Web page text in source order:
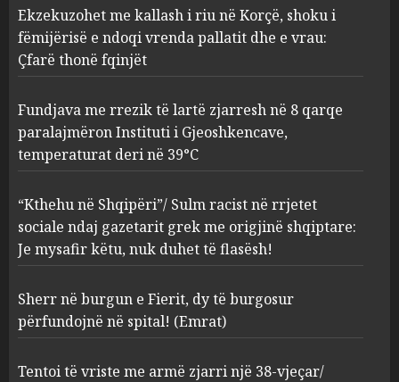
3
racist në rrjetet sociale ndaj
gazetarit grek me origjinë
nuk duhet të flasësh!
Sherr në burgun e Fierit, dy të
burgosur përfundojnë në
AUGUST 8, 2026
zjarri një 38-vjeçar/ Kapet në
flagrancë autori i dyshuar në
Kavajë! (Emrat)
Ekzekuzohet me kallash i riu në Korçë, shoku i
fëmijërisë e ndoqi vrenda pallatit dhe e vrau:
Çfarë thonë fqinjët
Fundjava me rrezik të lartë zjarresh në 8 qarqe
paralajmëron Instituti i Gjeoshkencave,
temperaturat deri në 39°C
“Kthehu në Shqipëri”/ Sulm racist në rrjetet
sociale ndaj gazetarit grek me origjinë shqiptare:
Je mysafir këtu, nuk duhet të flasësh!
Sherr në burgun e Fierit, dy të burgosur
përfundojnë në spital! (Emrat)
Tentoi të vriste me armë zjarri një 38-vjeçar/